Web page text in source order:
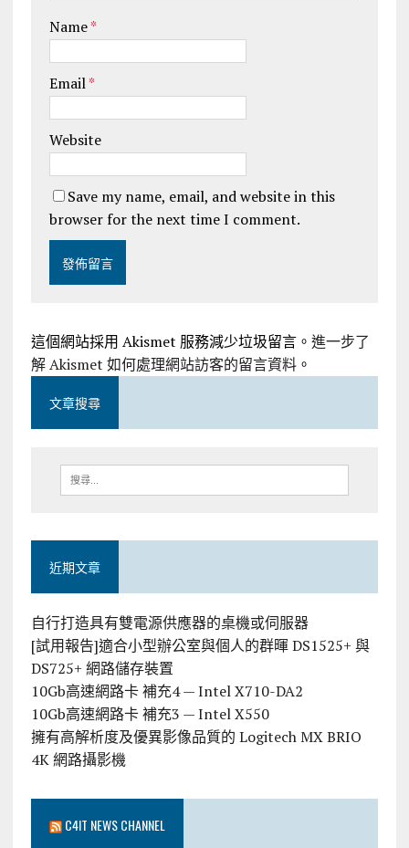
Name*
Email*
Website
Save my name, email, and website in this
browser for the next time I comment.
這個網站採用 Akismet 服務減少垃圾留言。 進一步了
解 Akismet 如何處理網站訪客的留言資料。
文章搜尋
近期文章
自行打造具有雙電源供應器的桌機或伺服器
[試用報告]適合小型辦公室與個人的群暉 DS1525+ 與
DS725+ 網路儲存裝置
10Gb高速網路卡 補充4 — Intel X710-DA2
10Gb高速網路卡 補充3 — Intel X550
擁有高解析度及優異影像品質的 Logitech MX BRIO
4K 網路攝影機
C4IT NEWS CHANNEL